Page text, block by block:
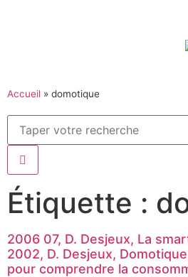
Accueil » domotique
Étiquette :
2006 07, D. Desjeux, La
2002, D. Desjeux,
pour comprendre la